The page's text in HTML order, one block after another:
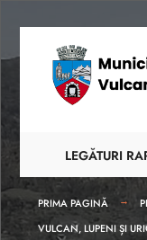
LEGĂTURI
PRIMA PAGINĂ
VULCAN, LUPENI ȘI